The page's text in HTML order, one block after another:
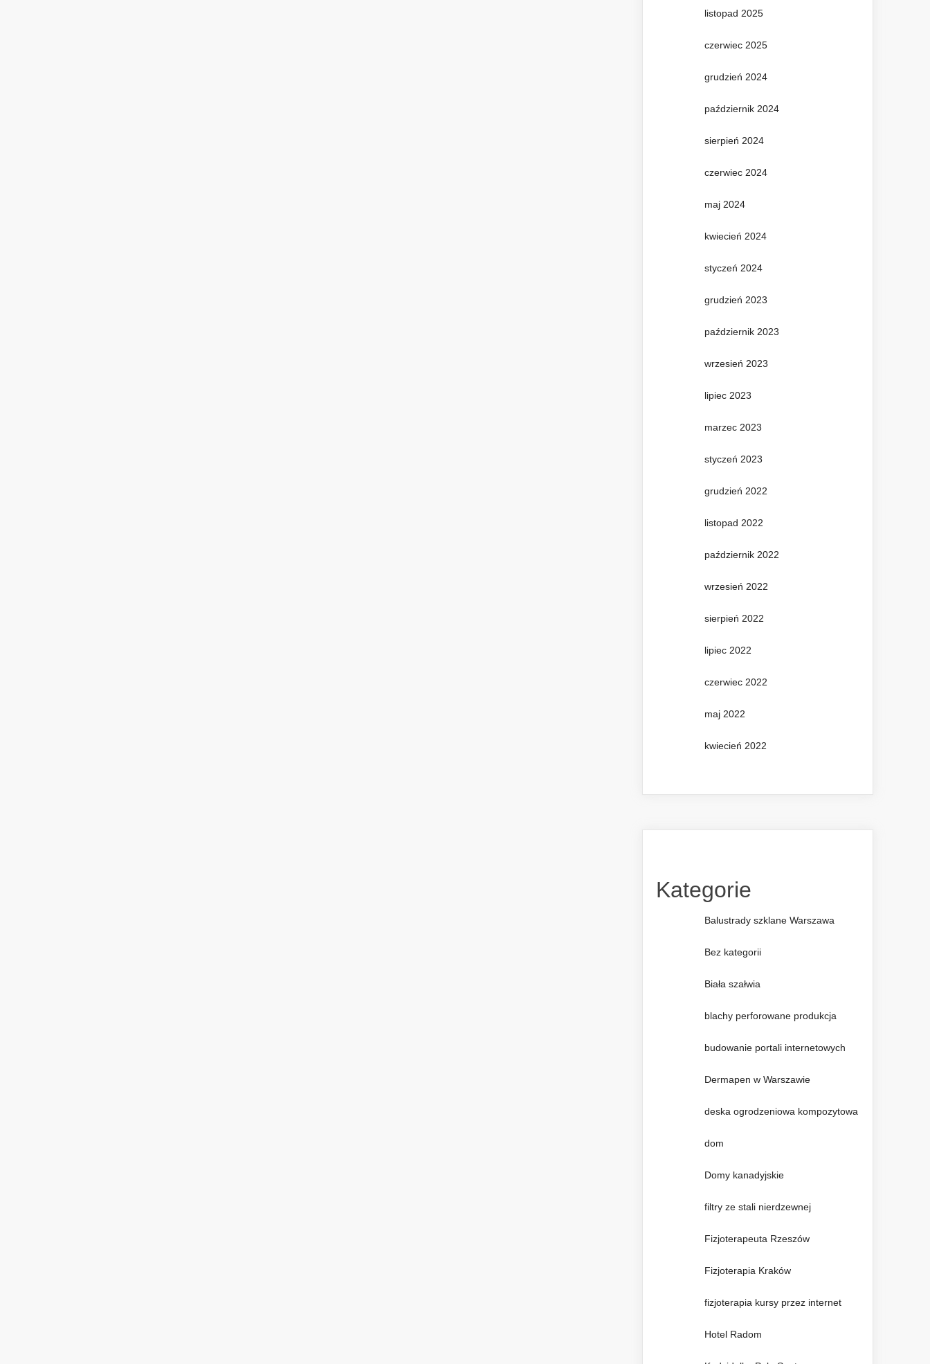
listopad 2025
czerwiec 2025
grudzień 2024
październik 2024
sierpień 2024
czerwiec 2024
maj 2024
kwiecień 2024
styczeń 2024
grudzień 2023
październik 2023
wrzesień 2023
lipiec 2023
marzec 2023
styczeń 2023
grudzień 2022
listopad 2022
październik 2022
wrzesień 2022
sierpień 2022
lipiec 2022
czerwiec 2022
maj 2022
kwiecień 2022
Kategorie
Balustrady szklane Warszawa
Bez kategorii
Biała szałwia
blachy perforowane produkcja
budowanie portali internetowych
Dermapen w Warszawie
deska ogrodzeniowa kompozytowa
dom
Domy kanadyjskie
filtry ze stali nierdzewnej
Fizjoterapeuta Rzeszów
Fizjoterapia Kraków
fizjoterapia kursy przez internet
Hotel Radom